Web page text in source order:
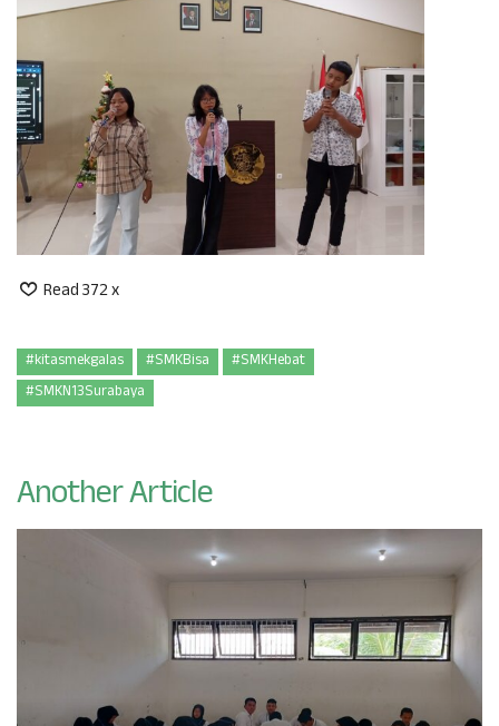
Read 372 x
#kitasmekgalas #SMKBisa
#SMKHebat
#SMKN13Surabaya
Another Article